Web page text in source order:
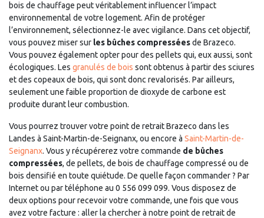
bois de chauffage peut véritablement influencer l’impact
environnemental de votre logement. Afin de protéger
l’environnement, sélectionnez-le avec vigilance. Dans cet objectif,
vous pouvez miser sur les bûches compresséesde Brazeco.
Vous pouvez également opter pour des pellets qui, eux aussi, sont
écologiques. Les granulés de bois sont obtenus à partir des sciures
et des copeaux de bois, qui sont donc revalorisés. Par ailleurs,
seulement une faible proportion de dioxyde de carbone est
produite durant leur combustion.
Vous pourrez trouver votre point de retrait Brazeco dans les
Landes à Saint-Martin-de-Seignanx, ou encore à Saint-Martin-de-
Seignanx. Vous y récupérerez votre commande de bûches
compressées, de pellets, de bois de chauffage compressé ou de
bois densifié en toute quiétude. De quelle façon commander ? Par
Internet ou par téléphone au 0 556 099 099. Vous disposez de
deux options pour recevoir votre commande, une fois que vous
avez votre facture : aller la chercher à notre point de retrait de